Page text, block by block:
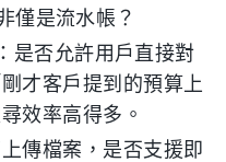
僅是流水帳？
：是否允許用戶直接對
才客戶提到的預算上
效率高得多。
上傳檔案，是否支援即